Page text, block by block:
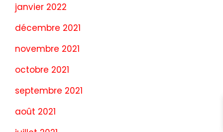
janvier 2022
décembre 2021
novembre 2021
octobre 2021
septembre 2021
août 2021